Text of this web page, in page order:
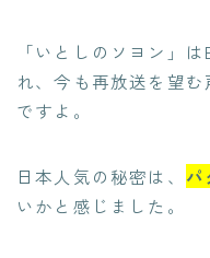
「いとしのソヨン」
れ、今も再放送を望
ですよ。
日本人気の秘密は、 パ
いかと感じました。